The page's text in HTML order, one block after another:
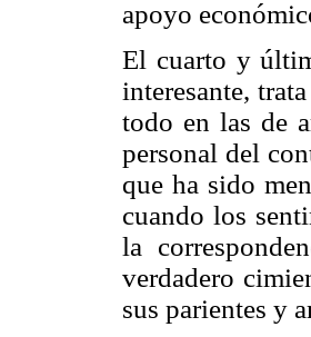
apoyo
El cuarto y
interesante,
todo en las de
personal del
que ha sido
cuando los
la
verdadero
sus parientes y